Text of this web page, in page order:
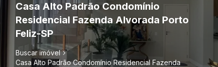
Casa Alto Padrão Condomínio
Residencial Fazenda Alvorada Porto
Feliz-SP
Buscar imóvel
Casa Alto Padrão Condomínio Residencial Fazenda